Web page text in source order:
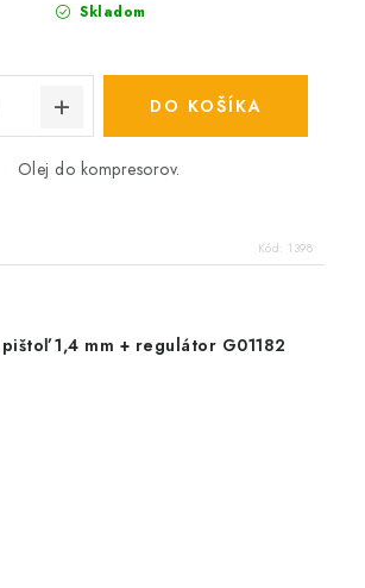
Skladom
DO KOŠÍKA
Olej do kompresorov.
Kód: 1398
1,4 mm + regulátor G01182